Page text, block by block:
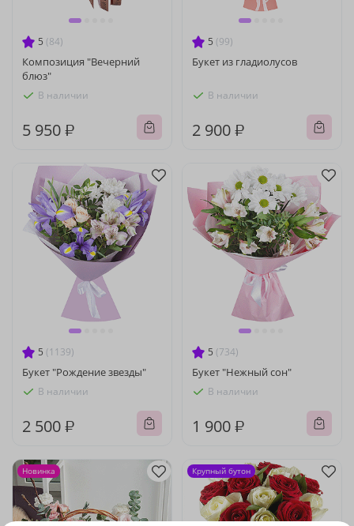
5 (84)
Композиция "Вечерний
блюз"
В наличии
5 950 ₽
5 (99)
Букет из гладиолусов
В наличии
2 900 ₽
5 (1139)
Букет "Рождение звезды"
В наличии
2 500 ₽
5 (734)
Букет "Нежный сон"
В наличии
1 900 ₽
Новинка Крупный бутон